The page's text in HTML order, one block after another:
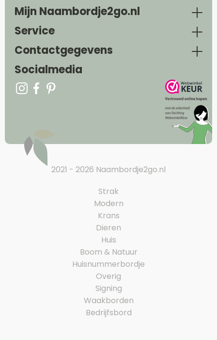
Mijn Naambordje2go.nl
Service
Contactgegevens
Socialmedia
2021 - 2026 Naambordje2go.nl
Strak
Modern
Krans
Dieren
Huis
Boom & Natuur
Huisnummerbordje
Overig
Signing
Waakborden
Bedrijfsbord